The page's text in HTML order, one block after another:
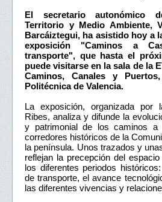
El secretario autonómico
Territorio y Medio Ambiente,
Barcáiztegui, ha asistido hoy a
exposición "Caminos a
transporte", que hasta el
puede visitarse en la sala de la
Caminos, Canales y
Politécnica de Valencia.
La exposición, organizada por
Ribes, analiza y difunde la
y patrimonial de los caminos a
corredores históricos de la
la península. Unos trazados y
reflejan la precepción del
los diferentes periodos
de transporte, el avance
las diferentes vivencias y